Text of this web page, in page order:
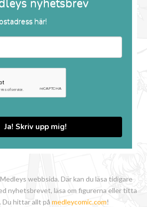
här!
Ja! Skriv upp mig!
webbsida. Där kan du läsa tidigare
nyhetsbrevet, läsa om figurerna eller titta
Du hittar allt på medleycomic.com!